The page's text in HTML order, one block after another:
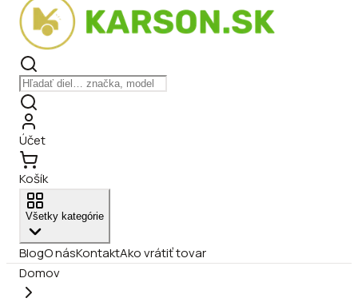
Účet
Košík
Všetky kategórie
BlogO násKontaktAko vrátiť tovar
Domov